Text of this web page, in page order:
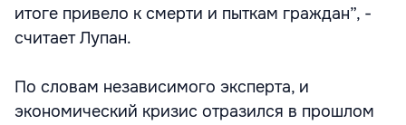
итоге привело к смерти и пыткам граждан”, -
считает Лупан.
По словам независимого эксперта, и
экономический кризис отразился в прошлом